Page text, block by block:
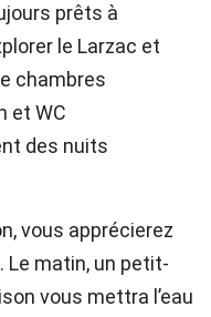
prêts à
le Larzac et
chambres
et WC
des nuits
vous apprécierez
Le matin, un petit-
vous mettra l’eau